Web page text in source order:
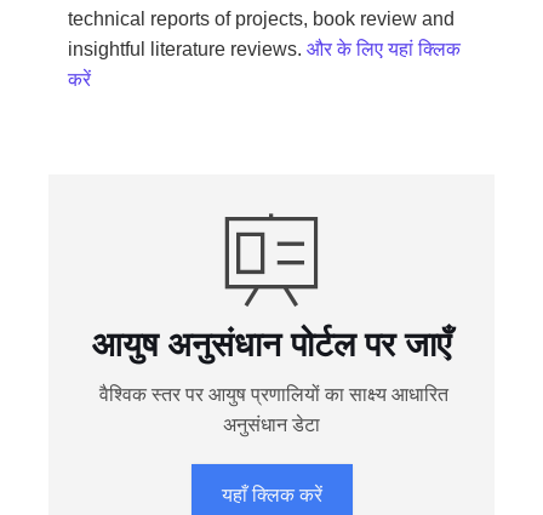
technical reports of projects, book review and
insightful literature reviews. और के लिए यहां क्लिक
करें
आयुष अनुसंधान पोर्टल पर जाएँ
वैश्विक स्तर पर आयुष प्रणालियों का साक्ष्य आधारित
अनुसंधान डेटा
यहाँ क्लिक करें